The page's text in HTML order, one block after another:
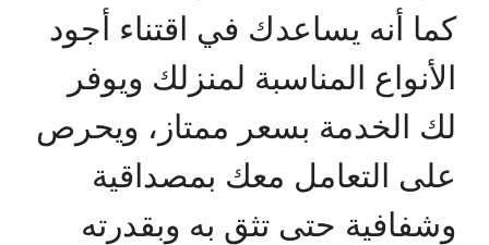
كما أنه يساعدك في اقتناء أجود
الأنواع المناسبة لمنزلك ويوفر
لك الخدمة بسعر ممتاز، ويحرص
على التعامل معك بمصداقية
وشفافية حتى تثق به وبقدرته